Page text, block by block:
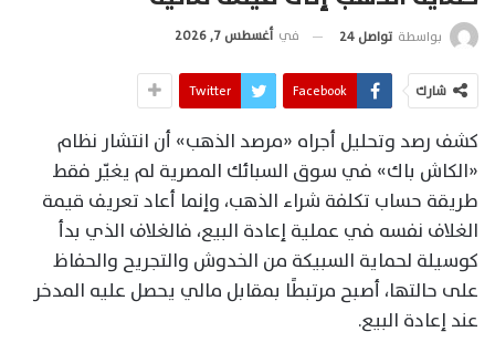
بواسطة تواصل 24 في أغسطس 7, 2026
شارك Facebook
Twitter
كشف رصد وتحليل أجراه «مرصد الذهب» أن انتشار نظام
«الكاش باك» في سوق السبائك المصرية لم يغيّر فقط
طريقة حساب تكلفة شراء الذهب، وإنما أعاد تعريف قيمة
الغلاف نفسه في عملية إعادة البيع، فالغلاف الذي بدأ
كوسيلة لحماية السبيكة من الخدوش والتجريح والحفاظ
على حالتها، أصبح مرتبطًا بمقابل مالي يحصل عليه المدخر
عند إعادة البيع.